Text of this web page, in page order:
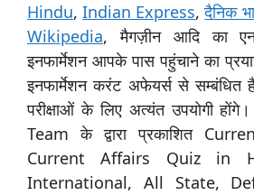
Hindu,Indian Express,दैनिक
Wikipedia, मैगज़ीन आदि का
इनफार्मेशन आपके पास पहुंचाने का
इनफार्मेशन करंट अफेयर्स से सम्बंधित
परीक्षाओं के लिए अत्यंत उपयोगी
Team के द्वारा प्रकाशित
Current Affairs Quiz in
International, All State,